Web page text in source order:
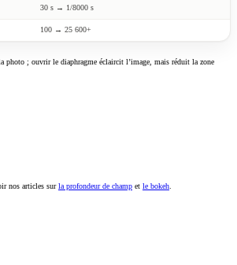
30 s → 1/8000 s
100 → 25 600+
photo ; ouvrir le diaphragme éclaircit l’image, mais réduit la zone
nos articles surla profondeur de champ et le bokeh.